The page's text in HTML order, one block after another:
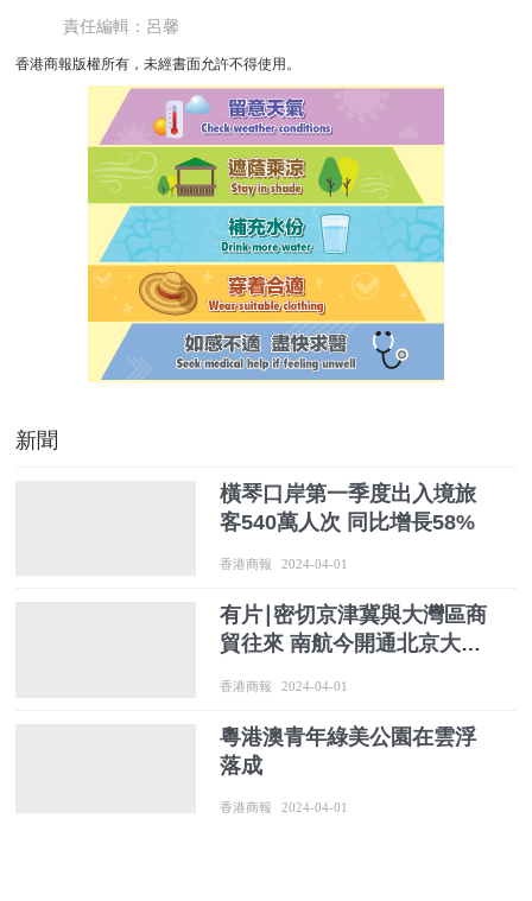
責任編輯：呂馨
香港商報版權所有，未經書面允許不得使用。
新聞
橫琴口岸第一季度出入境旅
客540萬人次 同比增長58%
香港商報 2024-04-01
有片∣密切京津冀與大灣區商
貿往來 南航今開通北京大興
香港商報 2024-04-01
粵港澳青年綠美公園在雲浮
落成
香港商報 2024-04-01